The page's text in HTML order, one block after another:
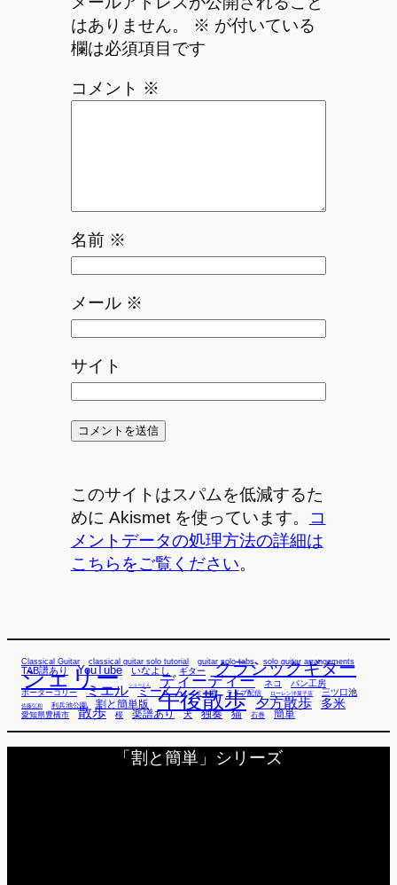
はありません。
※ が付いている
欄は必須項目です
コメント ※
名前 ※
メール ※
サイト
このサイトはスパムを低減するた
めに Akismet を使っています。
コ
メントデータの処理方法の詳細は
こちらをご覧ください。
Classical Guitar classical guitar solo tutorial guitar solo tabs solo guitar arrangements
TAB譜あり YouTube いなよし ギター クラシックギター
シェリー シューくん ディーディー ネコ パン工房
ボーダーコリー ミエル ミーくん ミー君 ライブ配信 ローレン洋菓子店 三ツ口池
佐藤弘和 利兵池公園 割と簡単版 午後散歩 夕方散歩 多米
愛知県豊橋市 散歩 桜 楽譜あり 犬 独奏 猫 石巻 簡単
「割と簡単」シリーズ